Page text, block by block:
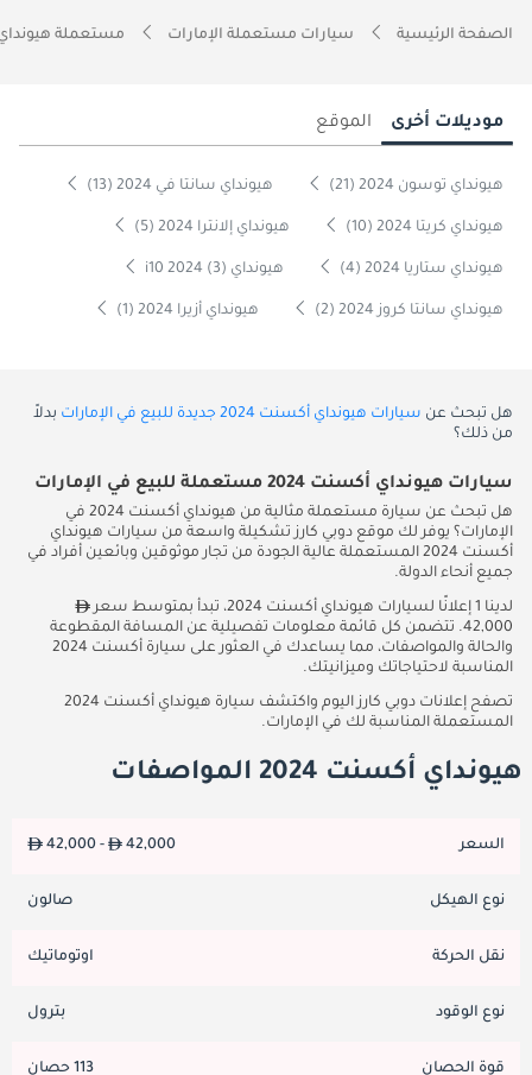
الصفحة الرئيسية سيارات مستعملة الإمارات مستعملة هيونداي
موديلات أخرى الموقع
هيونداي توسون 2024 (21) هيونداي سانتا في 2024 (13)
هيونداي كريتا 2024 (10) هيونداي إلانترا 2024 (5)
هيونداي ستاريا 2024 (4) هيونداي i10 2024 (3)
هيونداي سانتا كروز 2024 (2) هيونداي أزيرا 2024 (1)
هل تبحث عن سيارات هيونداي أكسنت 2024 جديدة للبيع في الإمارات
بدلاً
من ذلك؟
سيارات هيونداي أكسنت 2024 مستعملة للبيع في الإمارات
هل تبحث عن سيارة مستعملة مثالية من هيونداي أكسنت 2024 في
الإمارات؟ يوفر لك موقع دوبي كارز تشكيلة واسعة من سيارات هيونداي
أكسنت 2024 المستعملة عالية الجودة من تجار موثوقين وبائعين أفراد في
جميع أنحاء الدولة.
لدينا 1 إعلانًا لسيارات هيونداي أكسنت 2024، تبدأ بمتوسط سعر
42,000. تتضمن كل قائمة معلومات تفصيلية عن المسافة المقطوعة
والحالة والمواصفات، مما يساعدك في العثور على سيارة أكسنت 2024
المناسبة لاحتياجاتك وميزانيتك.
تصفح إعلانات دوبي كارز اليوم واكتشف سيارة هيونداي أكسنت 2024
المستعملة المناسبة لك في الإمارات.
هيونداي أكسنت 2024 المواصفات
السعر 42,000 - 42,000
نوع الهيكل صالون
نقل الحركة اوتوماتيك
نوع الوقود بترول
قوة الحصان 113 حصان